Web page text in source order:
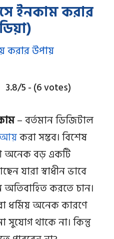
ইনকাম করার
উপায়
3.8/5 - (6 votes)
– বর্তমান ডিজিটাল
আয়করা সম্ভব। বিশেষ
অনেক বড় একটি
যারা স্বাধীন ভাবে
করতে চান।
ধর্মিয় অনেক কারণে
থাকে না। কিন্তু